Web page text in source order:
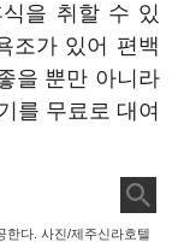
을 취할 수 있
조가 있어 편백
을 뿐만 아니라
를 무료로 대여
한다. 사진/제주신라호텔